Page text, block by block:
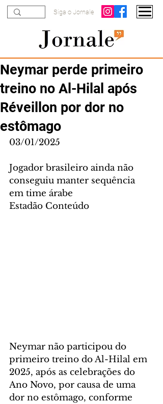
Siga o Jornale
Neymar perde primeiro
treino no Al-Hilal após
Réveillon por dor no
estômago
03/01/2025
Jogador brasileiro ainda não
conseguiu manter sequência
em time árabe
Estadão Conteúdo
Neymar não participou do
primeiro treino do Al-Hilal em
2025, após as celebrações do
Ano Novo, por causa de uma
dor no estômago, conforme